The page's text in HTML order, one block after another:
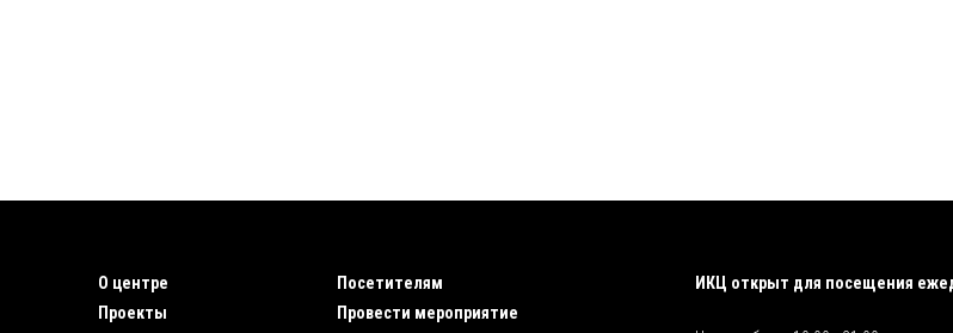
О центре
Проекты
Посетителям
Провести мероприятие
ИКЦ открыт для посещения